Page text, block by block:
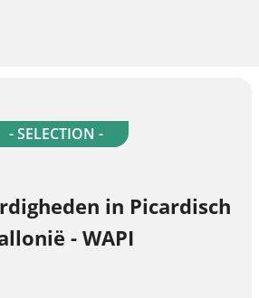
- SELECTION -
in Picardisch
- WAPI